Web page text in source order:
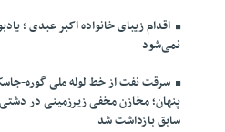
اقدام زیبای خانواده اکبر عبدی ؛
نمی‌شود
سرقت نفت از خط لوله ملی گوره-
پنهان؛ مخازن مخفی زیرزمینی در
سابق بازداشت شد